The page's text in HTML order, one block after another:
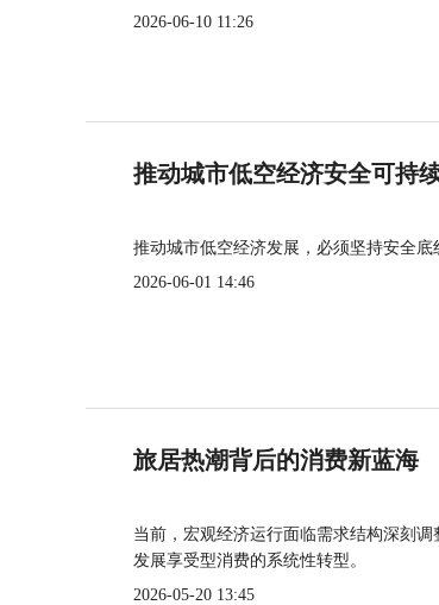
2026-06-10 11:26
推动城市低空经济安全可持
推动城市低空经济发展，必须坚持安全
2026-06-01 14:46
旅居热潮背后的消费新蓝海
当前，宏观经济运行面临需求结构深刻
发展享受型消费的系统性转型。
2026-05-20 13:45